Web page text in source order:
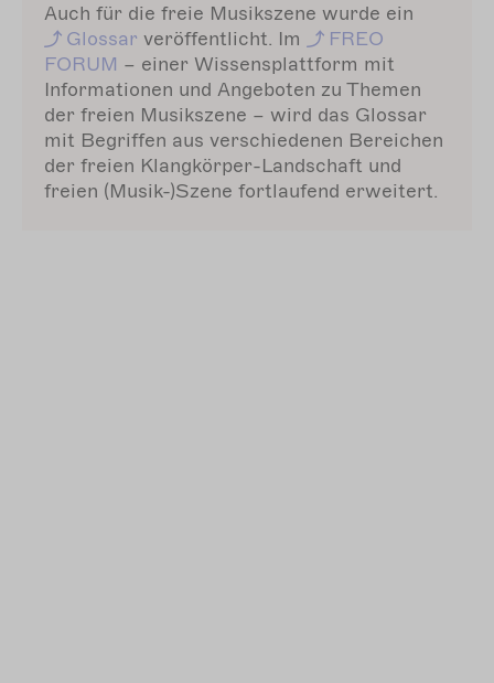
Auch für die freie Musikszene wurde ein
Glossar veröffentlicht. Im
FREO
FORUM – einer Wissensplattform mit
Informationen und Angeboten zu Themen
der freien Musikszene – wird das Glossar
mit Begriffen aus verschiedenen Bereichen
der freien Klangkörper-Landschaft und
freien (Musik-)Szene fortlaufend erweitert.